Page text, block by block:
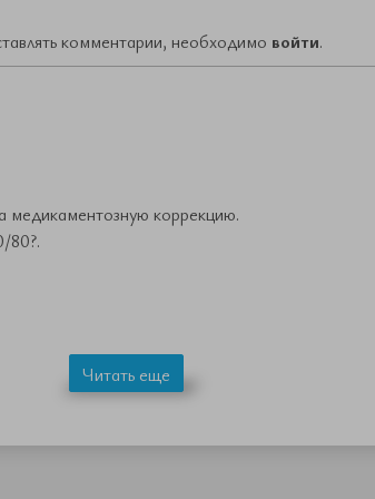
комментарии, необходимо войти.
медикаментозную коррекцию.
80?.
Читать еще